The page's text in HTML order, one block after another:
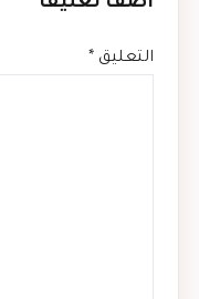
التعليق *